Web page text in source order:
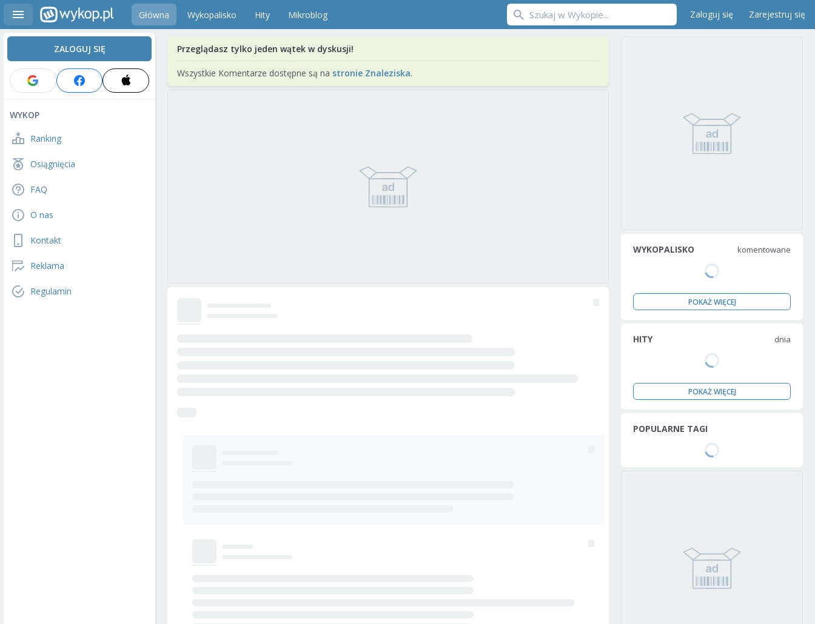
Główna Wykopalisko Hity Mikroblog Zaloguj się Zarejestruj się
ZALOGUJ SIĘ
WYKOP
Ranking
Osiągnięcia
FAQ
O nas
Kontakt
Reklama
Regulamin
Przeglądasz tylko jeden wątek w dyskusji!
Wszystkie Komentarze dostępne są na stronie Znaleziska.
WYKOPALISKO komentowane
POKAŻ WIĘCEJ
HITY dnia
POKAŻ WIĘCEJ
POPULARNE TAGI